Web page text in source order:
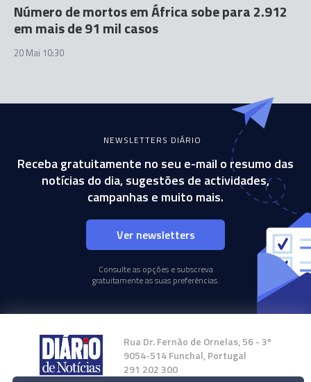
Número de mortos em África sobe para 2.912
em mais de 91 mil casos
20 Mai 10:30
NEWSLETTERS DIÁRIO
Receba gratuitamente no seu e-mail o resumo das
notícias do dia, sugestões de actividades,
campanhas e muito mais.
Ver newsletters
Consulte as opções e subscreva
gratuitamente as suas preferências.
Rua Dr. Fernão de Ornelas, 56 - 3º
9054-514 Funchal, Portugal
291 202 300